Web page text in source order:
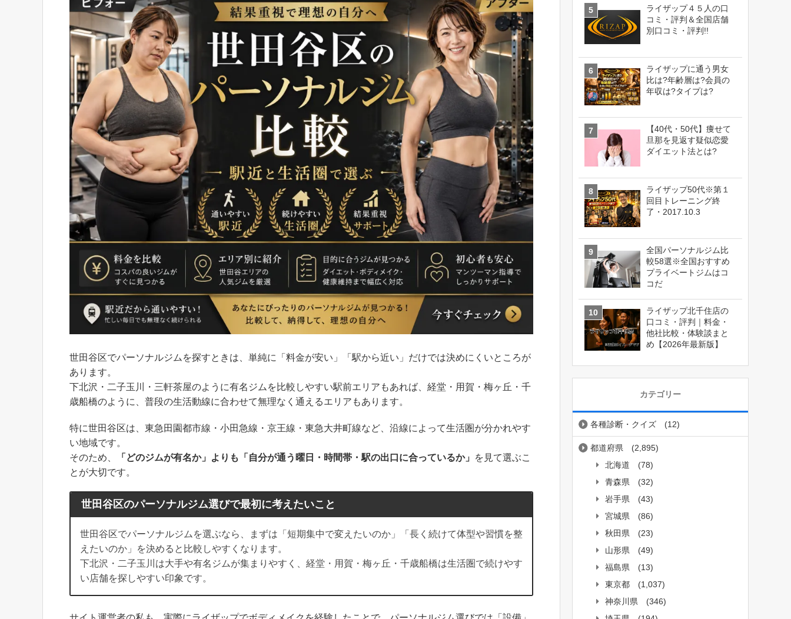
世田谷区でパーソナルジムを探すときは、単純に「料金が安い」「駅から近い」だけでは決めにくいところが
あります。
下北沢・二子玉川・三軒茶屋のように有名ジムを比較しやすい駅前エリアもあれば、経堂・用賀・梅ヶ丘・千
歳船橋のように、普段の生活動線に合わせて無理なく通えるエリアもあります。
特に世田谷区は、東急田園都市線・小田急線・京王線・東急大井町線など、沿線によって生活圏が分かれやす
い地域です。
そのため、
「どのジムが有名か」よりも「自分が通う曜日・時間帯・駅の出口に合っているか」
を見て選ぶこ
とが大切です。
世田谷区のパーソナルジム選びで最初に考えたいこと
世田谷区でパーソナルジムを選ぶなら、まずは「短期集中で変えたいのか」「長く続けて体型や習慣を整
えたいのか」を決めると比較しやすくなります。
下北沢・二子玉川は大手や有名ジムが集まりやすく、経堂・用賀・梅ヶ丘・千歳船橋は生活圏で続けやす
い店舗を探しやすい印象です。
ライザップ４５人の口
コミ・評判＆全国店舗
別口コミ・評判!!
ライザップに通う男女
比は?年齢層は?会員の
年収は?タイプは?
【40代・50代】痩せて
旦那を見返す疑似恋愛
ダイエット法とは?
ライザップ50代※第１
回目トレーニング終
了・2017.10.3
全国パーソナルジム比
較58選※全国おすすめ
プライベートジムはコ
コだ
ライザップ北千住店の
口コミ・評判｜料金・
他社比較・体験談まと
め【2026年最新版】
カテゴリー
各種診断・クイズ (12)
都道府県
(2,895)
北海道
(78)
青森県
(32)
岩手県
(43)
宮城県
(86)
秋田県
(23)
山形県
(49)
福島県
(13)
東京都
(1,037)
神奈川県
(346)